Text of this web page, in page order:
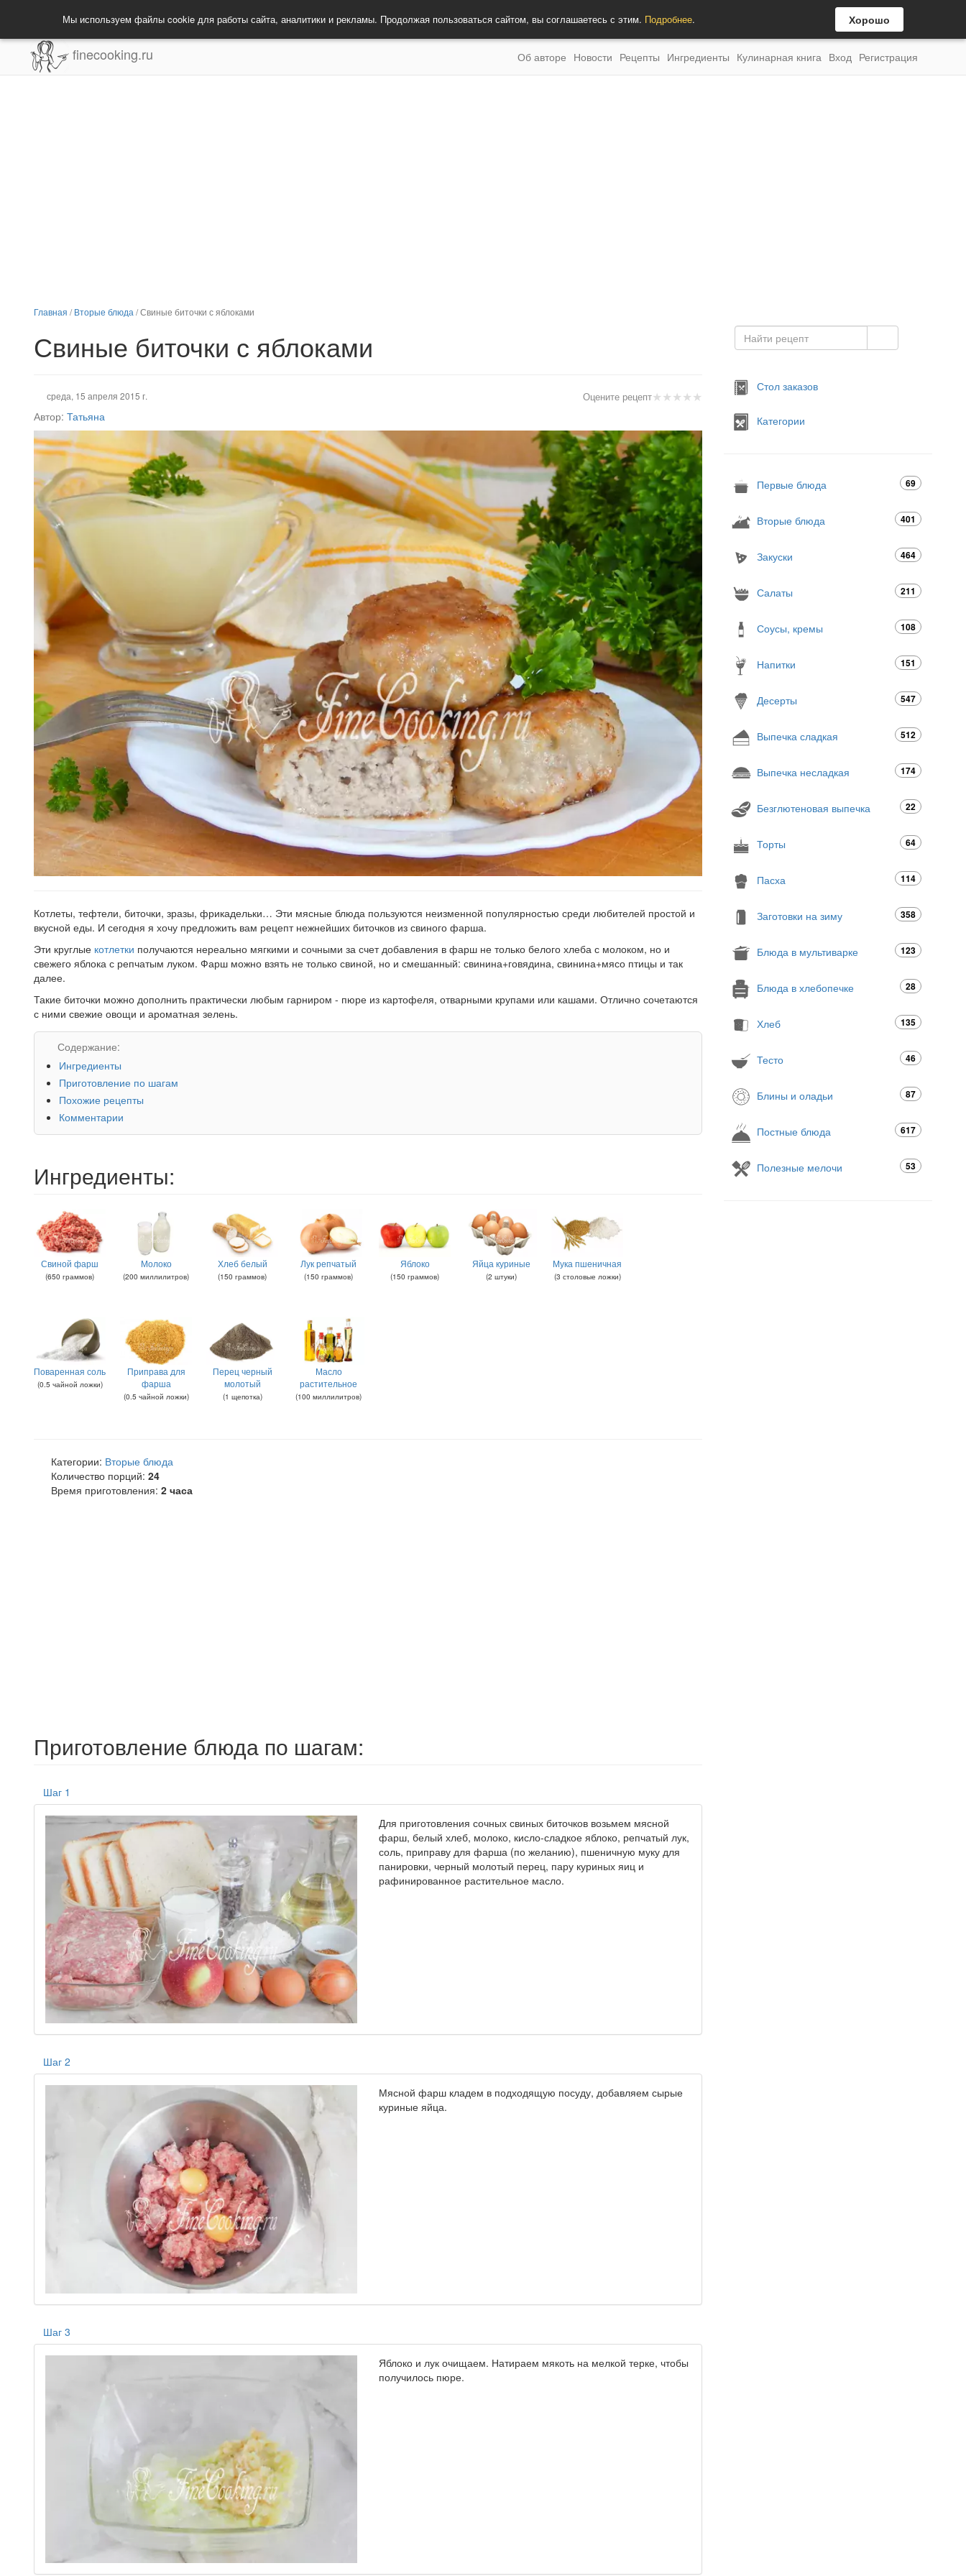
Мы используем файлы cookie для работы сайта, аналитики и рекламы. Продолжая пользоваться сайтом, вы соглашаетесь с этим. Подробнее. Хорошо
finecooking.ru Об авторе Новости Рецепты Ингредиенты Кулинарная книга Вход Регистрация
Главная /Вторые блюда /Свиные биточки с яблоками
Свиные биточки с яблоками
★★★★★
Оцените рецепт
среда, 15 апреля 2015 г.
Автор: Татьяна
Котлеты, тефтели, биточки, зразы, фрикадельки… Эти мясные блюда пользуются неизменной популярностью среди любителей простой и
вкусной еды. И сегодня я хочу предложить вам рецепт нежнейших биточков из свиного фарша.
Эти круглые котлетки получаются нереально мягкими и сочными за счет добавления в фарш не только белого хлеба с молоком, но и
свежего яблока с репчатым луком. Фарш можно взять не только свиной, но и смешанный: свинина+говядина, свинина+мясо птицы и так
далее.
Такие биточки можно дополнить практически любым гарниром - пюре из картофеля, отварными крупами или кашами. Отлично сочетаются
с ними свежие овощи и ароматная зелень.
Содержание:
Ингредиенты
Приготовление по шагам
Похожие рецепты
Комментарии
Ингредиенты:
Свиной фарш
(650 граммов)
Молоко
(200 миллилитров)
Хлеб белый
(150 граммов)
Лук репчатый
(150 граммов)
Яблоко
(150 граммов)
Яйца куриные
(2 штуки)
Мука пшеничная
(3 столовые ложки)
Поваренная соль
(0.5 чайной ложки)
Приправа для
фарша
(0.5 чайной ложки)
Перец черный
молотый
(1 щепотка)
Масло
растительное
(100 миллилитров)
Категории: Вторые блюда
Количество порций: 24
Время приготовления: 2 часа
Приготовление блюда по шагам:
Шаг 1
Для приготовления сочных свиных биточков возьмем мясной
фарш, белый хлеб, молоко, кисло-сладкое яблоко, репчатый лук,
соль, приправу для фарша (по желанию), пшеничную муку для
панировки, черный молотый перец, пару куриных яиц и
рафинированное растительное масло.
Шаг 2
Мясной фарш кладем в подходящую посуду, добавляем сырые
куриные яйца.
Шаг 3
Яблоко и лук очищаем. Натираем мякоть на мелкой терке, чтобы
получилось пюре.
Стол заказов
Категории
Первые блюда 69
Вторые блюда 401
Закуски 464
Салаты 211
Соусы, кремы 108
Напитки 151
Десерты 547
Выпечка сладкая 512
Выпечка несладкая 174
Безглютеновая выпечка 22
Торты 64
Пасха 114
Заготовки на зиму 358
Блюда в мультиварке 123
Блюда в хлебопечке 28
Хлеб 135
Тесто 46
Блины и оладьи 87
Постные блюда 617
Полезные мелочи 53